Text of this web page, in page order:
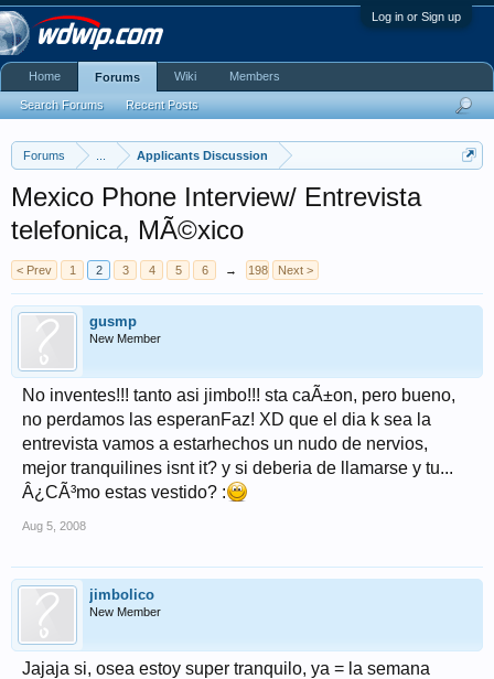
Log in or Sign up
Forums Applicants Discussion
Mexico Phone Interview/ Entrevista
telefonica, MÃ©xico
< Prev 1 2 3 4 5 6 → 198 Next >
gusmp
New Member
No inventes!!! tanto asi jimbo!!! sta caÃ±on, pero bueno,
no perdamos las esperanFaz! XD que el dia k sea la
entrevista vamos a estarhechos un nudo de nervios,
mejor tranquilines isnt it? y si deberia de llamarse y tu...
Â¿CÃ³mo estas vestido? :
Aug 5, 2008
jimbolico
New Member
Jajaja si, osea estoy super tranquilo, ya = la semana
Home Forums
Search Forums Recent Posts
Wiki Members